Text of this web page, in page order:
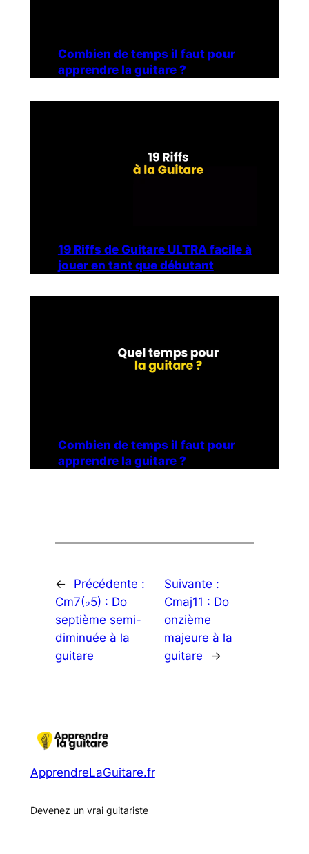
Combien de temps il faut pour
apprendre la guitare ?
19 Riffs de Guitare ULTRA facile à
jouer en tant que débutant
Combien de temps il faut pour
apprendre la guitare ?
←
Précédente :
Cm7(♭5) : Do
septième semi-
diminuée à la
guitare
Suivante :
Cmaj11 : Do
onzième
majeure à la
guitare
→
ApprendreLaGuitare.fr
Devenez un vrai guitariste